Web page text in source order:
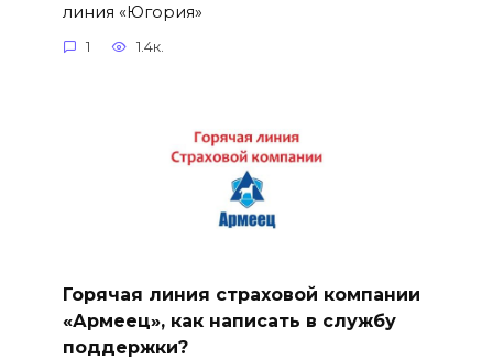
линия «Югория»
1 1.4к.
Горячая линия страховой компании
«Армеец», как написать в службу
поддержки?